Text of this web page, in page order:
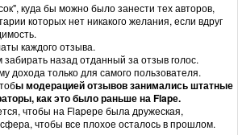
куда бы можно было занести тех авторов,
которых нет никакого желания, если вдруг
каждого отзыва.
назад отданный за отзыв голос.
дохода только для самого пользователя.
ы модерацией отзывов занимались штатные
как это было раньше на Flapе.
чтобы на Flapере была дружеская,
чтобы все плохое осталось в прошлом.